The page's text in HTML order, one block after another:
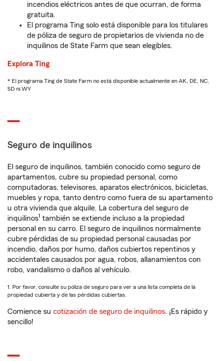
incendios eléctricos antes de que ocurran, de forma
gratuita.
El programa Ting solo está disponible para los titulares
de póliza de seguro de propietarios de vivienda no de
inquilinos de State Farm que sean elegibles.
Explora Ting
* El programa Ting de State Farm no está disponible actualmente en AK, DE, NC,
SD ni WY
Seguro de inquilinos
El seguro de inquilinos, también conocido como seguro de
apartamentos, cubre su propiedad personal, como
computadoras, televisores, aparatos electrónicos, bicicletas,
muebles y ropa, tanto dentro como fuera de su apartamento
u otra vivienda que alquile. La cobertura del seguro de
inquilinos1 también se extiende incluso a la propiedad
personal en su carro. El seguro de inquilinos normalmente
cubre pérdidas de su propiedad personal causadas por
incendio, daños por humo, daños cubiertos repentinos y
accidentales causados por agua, robos, allanamientos con
robo, vandalismo o daños al vehículo.
1. Por favor, consulte su póliza de seguro para ver a una lista completa de la
propiedad cubierta y de las pérdidas cubiertas.
Comience su cotización de seguro de inquilinos. ¡Es rápido y
sencillo!